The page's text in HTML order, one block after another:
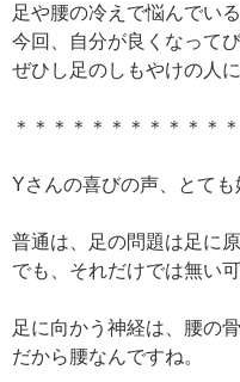
足や腰の冷えで悩んでいる
今回、自分が良くなって
ぜひし足のしもやけの人
＊＊＊＊＊＊＊＊＊＊＊
Yさんの喜びの声、とても
普通は、足の問題は足に
でも、それだけでは無い
足に向かう神経は、腰の
だから腰なんですね。